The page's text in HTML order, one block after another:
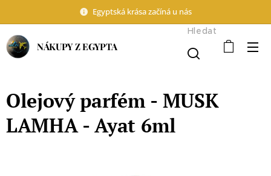
Egyptská krása začíná u nás
NÁKUPY Z EGYPTA
Hledat
Olejový parfém - MUSK
LAMHA - Ayat 6ml